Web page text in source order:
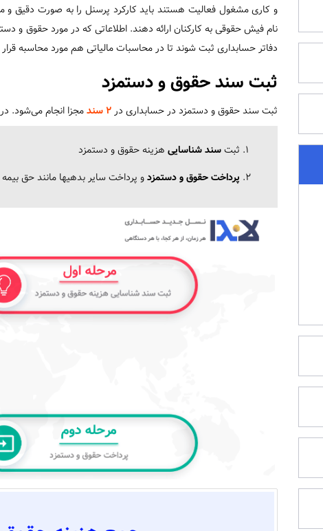
و کاری مشغول فعالیت هستند باید کارکرد پرسنل را به صورت دقیق
نام فیش حقوقی به کارکنان ارائه دهند. اطلاعاتی که در مورد حقوق و
دفاتر حسابداری ثبت شوند تا در محاسبات مالیاتی هم مورد محاسبه قرار
ثبت سند حقوق و دستمزد
ثبت سند حقوق و دستمزد در حسابداری در 2 سند مجزا انجام می‌شود.
ثبتسند شناسایی هزینه حقوق و دستمزد
پرداخت حقوق و دستمزدو پرداخت سایر بدهیها مانند حق